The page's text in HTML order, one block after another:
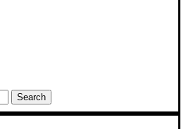
Search